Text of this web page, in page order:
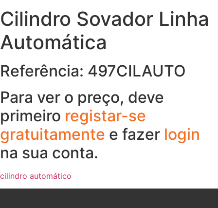
Cilindro Sovador Linha
Automática
Referência: 497CILAUTO
Para ver o preço, deve
primeiro registar-se
gratuitamente e fazer login
na sua conta.
cilindro automático